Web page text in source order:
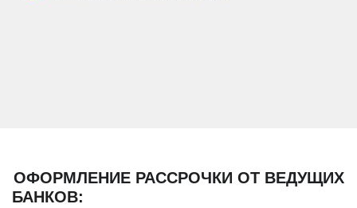
ОФОРМЛЕНИЕ РАССРОЧКИ ОТ ВЕДУЩИХ
БАНКОВ: